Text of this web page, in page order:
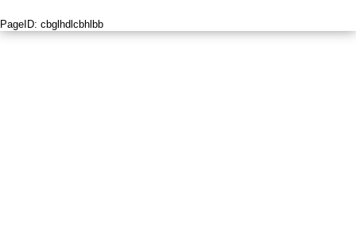
PageID: cbglhdlcbhlbb